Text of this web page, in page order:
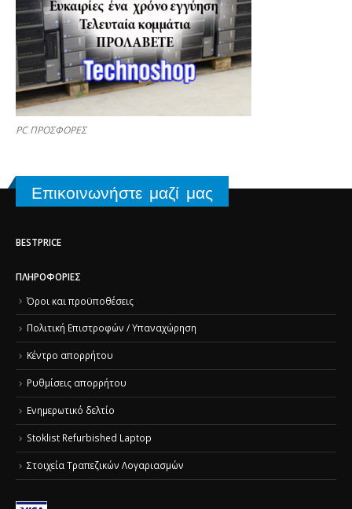
PC ΠΡΟΣΦΟΡΕΣ
Επικοινωνήστε μαζί μας
BESTPRICE
ΠΛΗΡΟΦΟΡΊΕΣ
Όροι και προϋποθέσεις
Πολιτική Επιστροφών / Υπαναχώρηση
Κέντρο απορρήτου
Ρυθμίσεις απορρήτου
Ενημερωτικό δελτίο
Stoklist Refurbished Laptop
Στοιχεία Τραπεζικών Λογαριασμών